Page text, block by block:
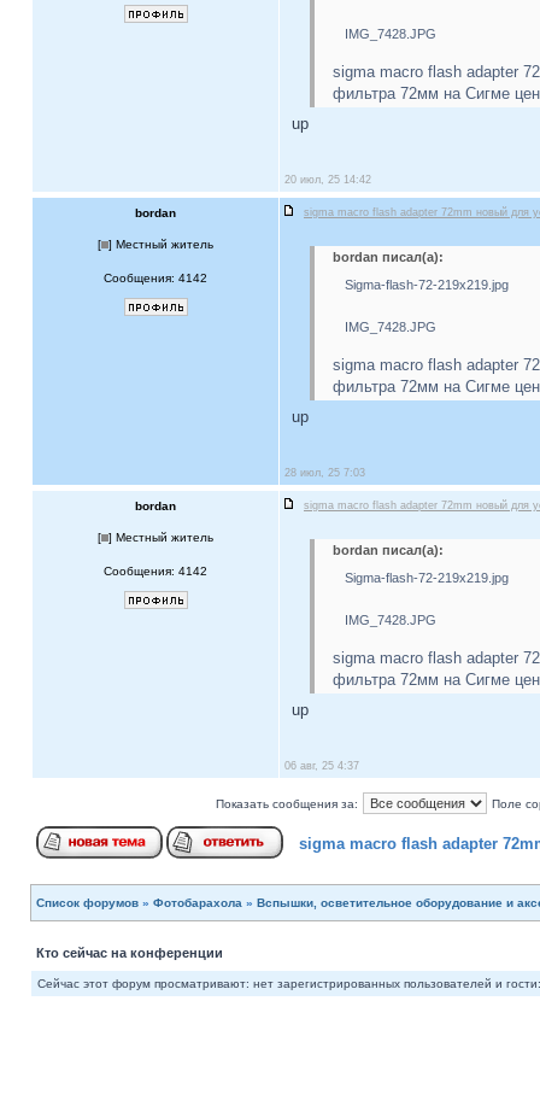
IMG_7428.JPG
sigma macro flash adapter
фильтра 72мм на Сигме
up
20 июл, 25 14:42
bordan sigma macro flash adapter 72mm новый для
[ ] Местный житель
Сообщения: 4142
bordan писал(а):
Sigma-flash-72-219x219.jpg
IMG_7428.JPG
sigma macro flash adapter
фильтра 72мм на Сигме
up
28 июл, 25 7:03
bordan sigma macro flash adapter 72mm новый для
[ ] Местный житель
Сообщения: 4142
bordan писал(а):
Sigma-flash-72-219x219.jpg
IMG_7428.JPG
sigma macro flash adapter
фильтра 72мм на Сигме
up
06 авг, 25 4:37
Показать сообщения за: Поле
sigma macro flash adapter
Список форумов » Фотобарахола » Вспышки, осветительное оборудование и
Кто сейчас на конференции
Сейчас этот форум просматривают: нет зарегистрированных пользователей и